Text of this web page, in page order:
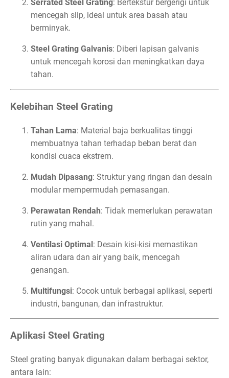
Serrated Steel Grating: Bertekstur bergerigi untuk
mencegah slip, ideal untuk area basah atau
berminyak.
Steel Grating Galvanis: Diberi lapisan galvanis
untuk mencegah korosi dan meningkatkan daya
tahan.
Kelebihan Steel Grating
Tahan Lama: Material baja berkualitas tinggi
membuatnya tahan terhadap beban berat dan
kondisi cuaca ekstrem.
Mudah Dipasang: Struktur yang ringan dan desain
modular mempermudah pemasangan.
Perawatan Rendah: Tidak memerlukan perawatan
rutin yang mahal.
Ventilasi Optimal: Desain kisi-kisi memastikan
aliran udara dan air yang baik, mencegah
genangan.
Multifungsi: Cocok untuk berbagai aplikasi, seperti
industri, bangunan, dan infrastruktur.
Aplikasi Steel Grating
Steel grating banyak digunakan dalam berbagai sektor,
antara lain: